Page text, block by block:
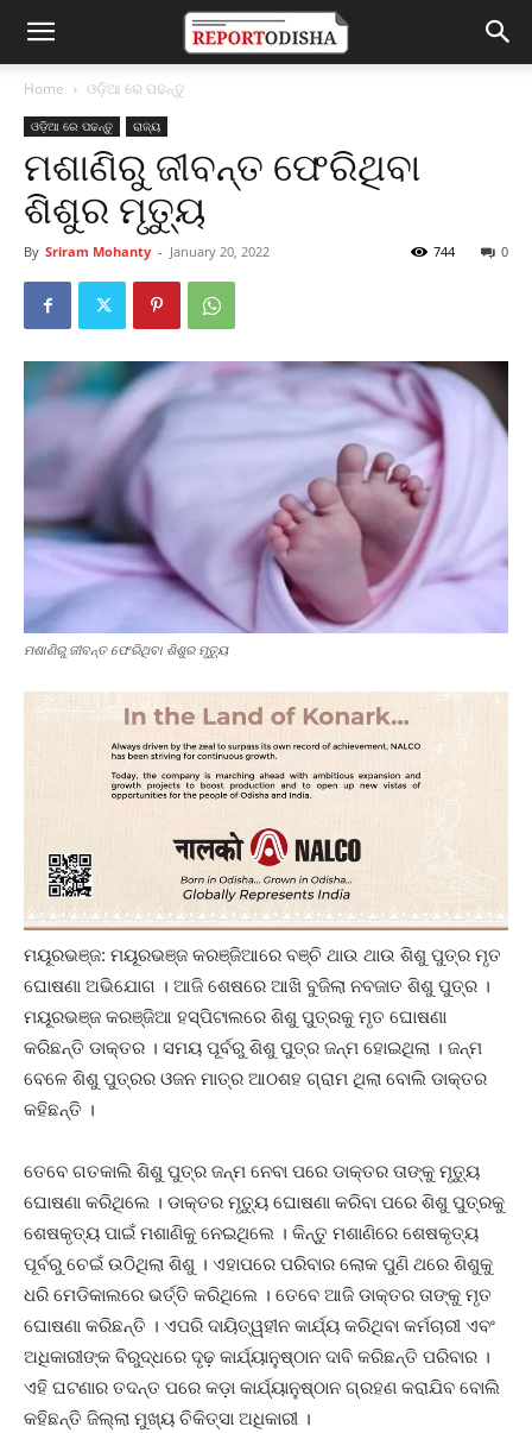
Home ଓଡ଼ିଆ ରେ ପଢନ୍ତୁ
ଓଡ଼ିଆ ରେ ପଢନ୍ତୁ ରାଜ୍ୟ
ମଶାଣିରୁ ଜୀବନ୍ତ ଫେରିଥିବା
ଶିଶୁର ମୃତ୍ୟୁ
By Sriram Mohanty - January 20, 2022 0
744
ମଶାଣିରୁ ଜୀବନ୍ତ ଫେରିଥିବା ଶିଶୁର ମୃତ୍ୟୁ
ମୟୂରଭଞ୍ଜ: ମୟୂରଭଞ୍ଜ କରଞ୍ଜିଆରେ ବଞ୍ଚି ଥାଉ ଥାଉ ଶିଶୁ ପୁତ୍ର ମୃତ
ଘୋଷଣା ଅଭିଯୋଗ । ଆଜି ଶେଷରେ ଆଖି ବୁଜିଲା ନବଜାତ ଶିଶୁ ପୁତ୍ର ।
ମୟୂରଭଞ୍ଜ କରଞ୍ଜିଆ ହସ୍ପିଟାଲରେ ଶିଶୁ ପୁତ୍ରକୁ ମୃତ ଘୋଷଣା
କରିଛନ୍ତି ଡାକ୍ତର । ସମୟ ପୂର୍ବରୁ ଶିଶୁ ପୁତ୍ର ଜନ୍ମ ହୋଇଥିଲା । ଜନ୍ମ
ବେଳେ ଶିଶୁ ପୁତ୍ରର ଓଜନ ମାତ୍ର ଆଠଶହ ଗ୍ରାମ ଥିଲା ବୋଲି ଡାକ୍ତର
କହିଛନ୍ତି ।
ତେବେ ଗତକାଲି ଶିଶୁ ପୁତ୍ର ଜନ୍ମ ନେବା ପରେ ଡାକ୍ତର ତାଙ୍କୁ ମୃତ୍ୟୁ
ଘୋଷଣା କରିଥିଲେ । ଡାକ୍ତର ମୃତ୍ୟୁ ଘୋଷଣା କରିବା ପରେ ଶିଶୁ ପୁତ୍ରକୁ
ଶେଷକୃତ୍ୟ ପାଇଁ ମଶାଣିକୁ ନେଇଥିଲେ । କିନ୍ତୁ ମଶାଣିରେ ଶେଷକୃତ୍ୟ
ପୂର୍ବରୁ ଚେଇଁ ଉଠିଥିଲା ଶିଶୁ । ଏହାପରେ ପରିବାର ଲୋକ ପୁଣି ଥରେ ଶିଶୁକୁ
ଧରି ମେଡିକାଲରେ ଭର୍ତ୍ତି କରିଥିଲେ । ତେବେ ଆଜି ଡାକ୍ତର ତାଙ୍କୁ ମୃତ
ଘୋଷଣା କରିଛନ୍ତି । ଏପରି ଦାୟିତ୍ୱହୀନ କାର୍ଯ୍ୟ କରିଥିବା କର୍ମଚାରୀ ଏବଂ
ଅଧିକାରୀଙ୍କ ବିରୁଦ୍ଧରେ ଦୃଢ଼ କାର୍ଯ୍ୟାନୁଷ୍ଠାନ ଦାବି କରିଛନ୍ତି ପରିବାର ।
ଏହି ଘଟଣାର ତଦନ୍ତ ପରେ କଡ଼ା କାର୍ଯ୍ୟାନୁଷ୍ଠାନ ଗ୍ରହଣ କରାଯିବ ବୋଲି
କହିଛନ୍ତି ଜିଲ୍ଲା ମୁଖ୍ୟ ଚିକିତ୍ସା ଅଧିକାରୀ ।